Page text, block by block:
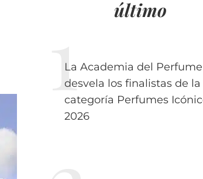
último
La Academia del Perfume
desvela los finalistas de la
categoría Perfumes
2026